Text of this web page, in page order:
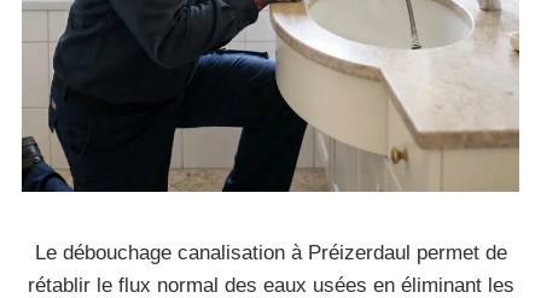
Le débouchage canalisation à Préizerdaul permet de
rétablir le flux normal des eaux usées en éliminant les